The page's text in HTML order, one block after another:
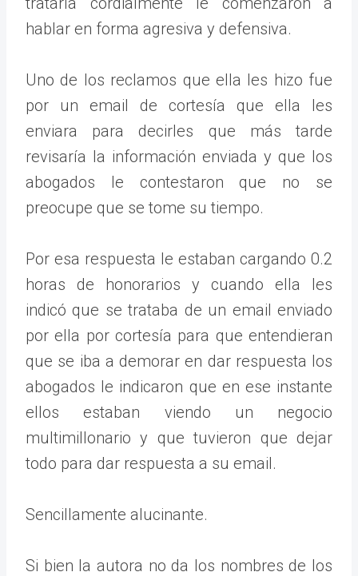
hablar en forma agresiva y defensiva.
Uno de los reclamos que ella les hizo fue
por un email de cortesía que ella les
enviara para decirles que más tarde
revisaría la información enviada y que los
abogados le contestaron que no se
preocupe que se tome su tiempo.
Por esa respuesta le estaban cargando 0.2
horas de honorarios y cuando ella les
indicó que se trataba de un email enviado
por ella por cortesía para que entendieran
que se iba a demorar en dar respuesta los
abogados le indicaron que en ese instante
ellos estaban viendo un negocio
multimillonario y que tuvieron que dejar
todo para dar respuesta a su email.
Sencillamente alucinante.
Si bien la autora no da los nombres de los